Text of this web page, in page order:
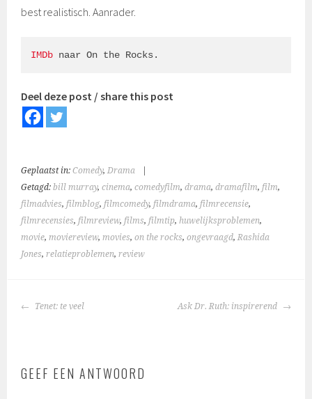
best realistisch. Aanrader.
IMDb naar On the Rocks.
Deel deze post / share this post
Geplaatst in:Comedy,Drama
Getagd:bill murray,cinema,comedyfilm,drama,dramafilm,film,
filmadvies,filmblog,filmcomedy,filmdrama,filmrecensie,
filmrecensies,filmreview,films,filmtip,huwelijksproblemen,
movie,moviereview,movies,on the rocks,ongevraagd,Rashida
Jones,relatieproblemen,review
BERICHTNAVIGATIE
Tenet: te veel Ask Dr. Ruth: inspirerend
GEEF EEN ANTWOORD